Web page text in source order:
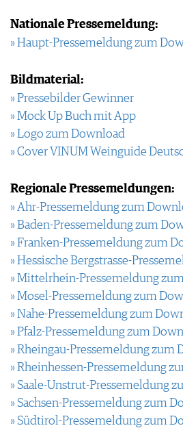
Nationale Pressemeldung:
» Haupt-Pressemeldung zum
Bildmaterial:
» Pressebilder Gewinner
» Mock Up Buch mit App
» Logo zum Download
» Cover VINUM Weinguide
Regionale Pressemeldungen:
» Ahr-Pressemeldung zum
» Baden-Pressemeldung zum
» Franken-Pressemeldung zum
» Hessische Bergstrasse-
» Mittelrhein-Pressemeldung
» Mosel-Pressemeldung zum
» Nahe-Pressemeldung zum
» Pfalz-Pressemeldung zum
» Rheingau-Pressemeldung zum
» Rheinhessen-Pressemeldung
» Saale-Unstrut-Pressemeldung
» Sachsen-Pressemeldung zum
» Südtirol-Pressemeldung zum